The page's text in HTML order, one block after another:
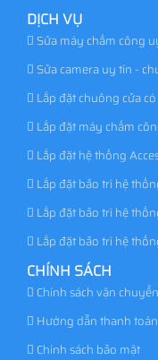
DỊCH VỤ
Sửa máy chấm công
Sửa camera uy tín -
Lắp đặt chuông cửa
Lắp đặt máy chấm
Lắp đặt hệ thống
Lắp đặt bảo trì hệ
Lắp đặt bảo trì hệ
Lắp đặt bảo trì hệ
CHÍNH SÁCH
Chính sách vận chuyển
Hướng dẫn thanh toán
Chính sách bảo mật